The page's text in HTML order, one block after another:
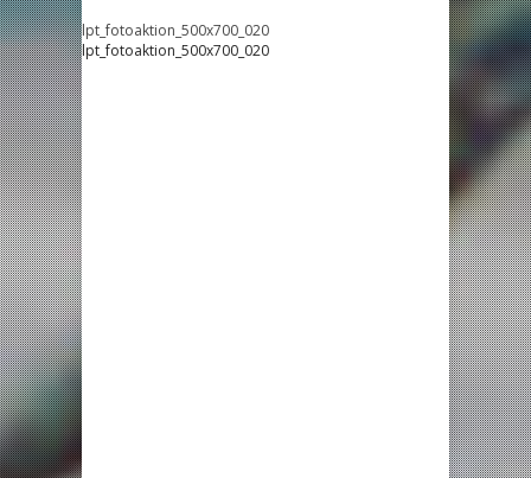
lpt_fotoaktion_500x700_020
lpt_fotoaktion_500x700_020